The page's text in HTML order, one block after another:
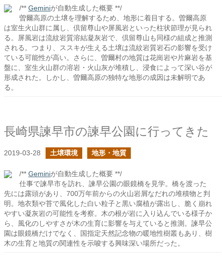
/** Geminiが自動生成した概要 **/
曽爾高原の土壌を理解するため、地形に着目する。曽爾高原
は室生火山群に属し、倶留尊山や屏風岩といった柱状節理が見られ
る。屏風岩は流紋岩質溶結凝灰岩で、倶留尊山も同様の組成と推測
される。つまり、ススキが生える土壌は流紋岩質岩石の影響を受け
ている可能性が高い。さらに、曽爾村の地質は花崗岩や片麻岩を基
盤に、室生火山群の溶岩・火山灰が堆積し、浸食によって深い谷が
形成された。しかし、曽爾高原の独特な地形の成因は未解明であ
る。
長崎県諫早市の諫早公園に行ってきた
2019-03-28 土壌環境 地形・地質
/** Geminiが自動生成した概要 **/
仕事で諫早市を訪れ、諫早公園の眼鏡橋を見学。橋を渡った
先には露頭があり、700万年前からの火山岩屑なだれの堆積物と判
明。地衣類や苔で風化した白い粒子と黒い腐植が露出し、脆く崩れ
やすい凝灰岩の可能性を考察。木の根が岩に入り込んでいる様子か
ら、風化のしやすさが木の生育に影響を与えていると推測。諫早公
園は眼鏡橋だけでなく、国指定天然記念物の暖地性樹叢もあり、樹
木の生育と地質の関連性を示唆する興味深い場所だった。